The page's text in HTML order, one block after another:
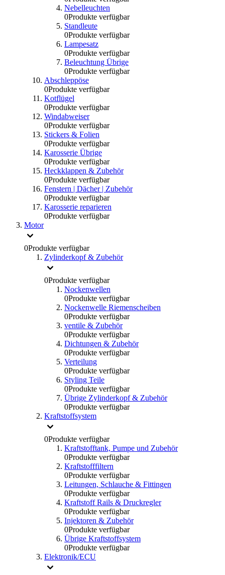
Nebelleuchten
0Produkte verfügbar
Standleute
0Produkte verfügbar
Lampesatz
0Produkte verfügbar
Beleuchtung Übrige
0Produkte verfügbar
Abschleppöse
0Produkte verfügbar
Kotflügel
0Produkte verfügbar
Windabweiser
0Produkte verfügbar
Stickers & Folien
0Produkte verfügbar
Karosserie Übrige
0Produkte verfügbar
Heckklappen & Zubehör
0Produkte verfügbar
Fenstern | Dächer | Zubehör
0Produkte verfügbar
Karosserie reparieren
0Produkte verfügbar
Motor
0Produkte verfügbar
Zylinderkopf & Zubehör
0Produkte verfügbar
Nockenwellen
0Produkte verfügbar
Nockenwelle Riemenscheiben
0Produkte verfügbar
ventile & Zubehör
0Produkte verfügbar
Dichtungen & Zubehör
0Produkte verfügbar
Verteilung
0Produkte verfügbar
Styling Teile
0Produkte verfügbar
Übrige Zylinderkopf & Zubehör
0Produkte verfügbar
Kraftstoffsystem
0Produkte verfügbar
Kraftstofftank, Pumpe und Zubehör
0Produkte verfügbar
Kraftstofffiltern
0Produkte verfügbar
Leitungen, Schlauche & Fittingen
0Produkte verfügbar
Kraftstoff Rails & Druckregler
0Produkte verfügbar
Injektoren & Zubehör
0Produkte verfügbar
Übrige Kraftstoffsystem
0Produkte verfügbar
Elektronik/ECU